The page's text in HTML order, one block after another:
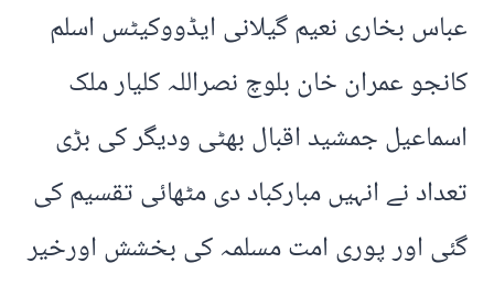
عباس بخاری نعیم گیلانی ایڈووکیٹس اسلم
کانجو عمران خان بلوچ نصراللہ کلیار ملک
اسماعیل جمشید اقبال بھٹی ودیگر کی بڑی
تعداد نے انہیں مبارکباد دی مٹھائی تقسیم کی
گئی اور پوری امت مسلمہ کی بخشش اورخیر